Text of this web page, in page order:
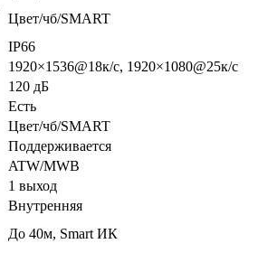
Цвет/чб/SMART
IP66
1920×1536@18к/с, 1920×1080@25к/с
120 дБ
Есть
Цвет/чб/SMART
Поддерживается
ATW/MWB
1 выход
Внутренняя
До 40м, Smart ИК